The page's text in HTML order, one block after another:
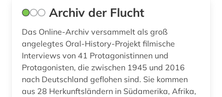
geschichtswissenschaft (1)
gesellschaft (1)
gesundheit &amp; ernährung (1)
Archiv der Flucht
Das Online-Archiv versammelt als groß
angelegtes Oral-History-Projekt filmische
Interviews von 41 Protagonistinnen und
Protagonisten, die zwischen 1945 und 2016
nach Deutschland geflohen sind. Sie kommen
aus 28 Herkunftsländern in Südamerika, Afrika,